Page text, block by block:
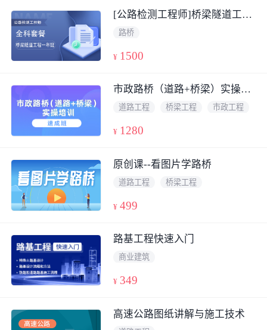
[公路检测工程师]桥梁隧道工程全科基础一年班套餐
路桥
¥ 1500
市政路桥（道路+桥梁）实操培训
道路工程 桥梁工程 市政工程
¥ 1280
原创课--看图片学路桥
道路工程 桥梁工程
¥ 499
路基工程快速入门
商业建筑
¥ 349
高速公路图纸讲解与施工技术